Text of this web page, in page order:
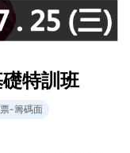
特訓班
-籌碼面